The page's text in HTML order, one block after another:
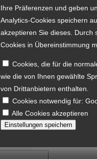
Ihre Präferenzen und geben
Analytics-Cookies speichern
akzeptieren Sie dieses. Durch
Cookies in Übereinstimmung
Cookies, die für die
wie die von Ihnen gewählte
von Drittanbietern enthalten.
Cookies notwendig für:
Alle Cookies akzeptieren
Einstellungen speichern